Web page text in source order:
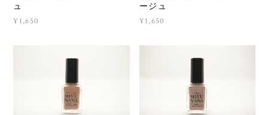
ュ
¥1,650
ージュ
¥1,650